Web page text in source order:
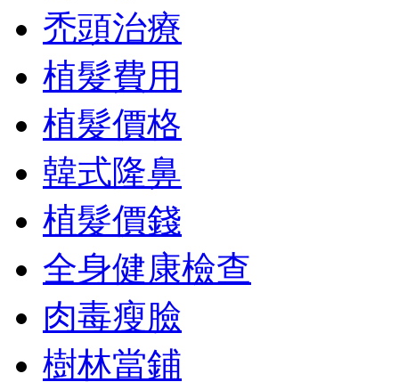
禿頭治療
植髮費用
植髮價格
韓式隆鼻
植髮價錢
全身健康檢查
肉毒瘦臉
樹林當鋪